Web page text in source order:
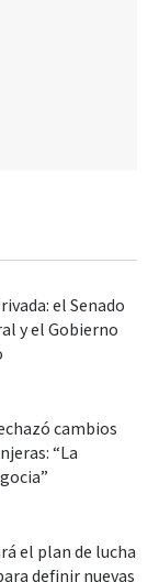
el Senado
y el Gobierno
cambios
“La
el plan de lucha
definir nuevas